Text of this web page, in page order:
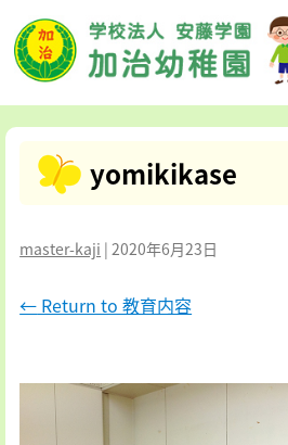
yomikikase
master-kaji |2020年6月23日
← Return to 教育内容